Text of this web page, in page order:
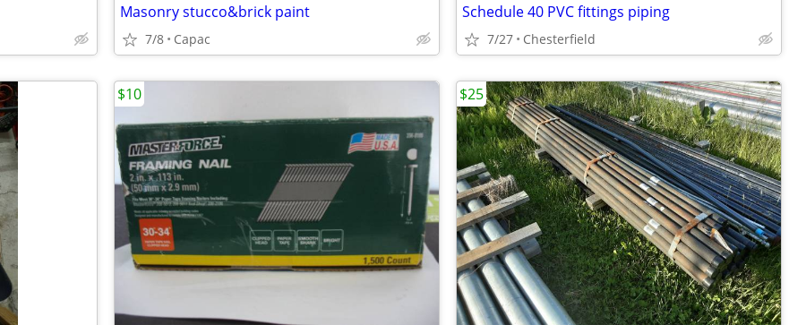
Masonry stucco&brick paint
7/8 Capac
Schedule 40 PVC fittings piping
7/27 Chesterfield
$10 $25